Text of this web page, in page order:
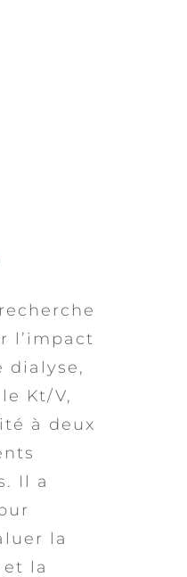
l’impact
dialyse,
Kt/V,
à deux
Il a
la
la